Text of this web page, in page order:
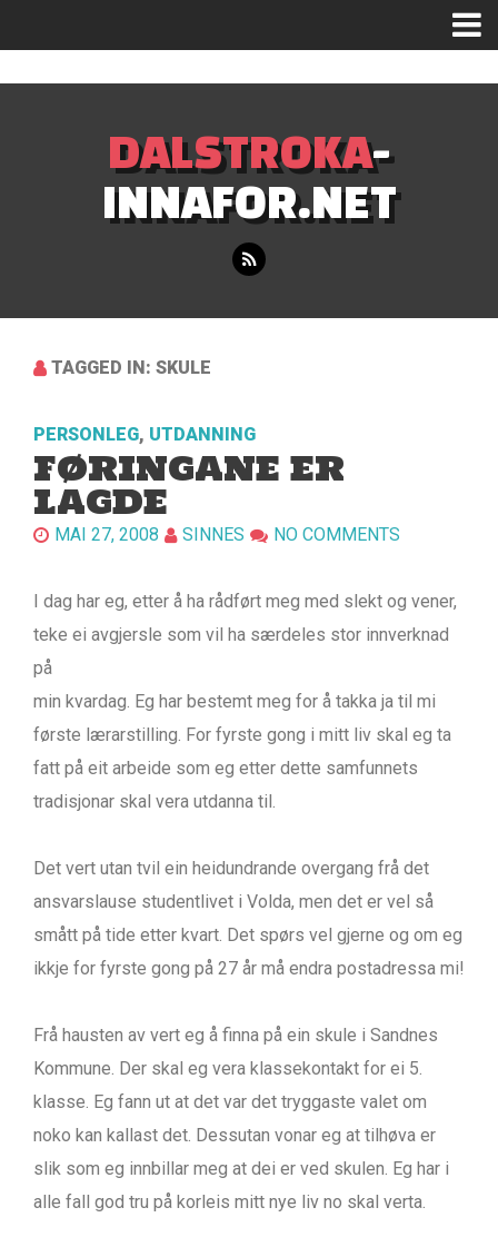
DALSTROKA-
INNAFOR.NET
TAGGED IN: SKULE
PERSONLEG, UTDANNING
FØRINGANE ER
LAGDE
MAI 27, 2008 SINNES NO COMMENTS
I dag har eg, etter å ha rådført meg med slekt og vener,
teke ei avgjersle som vil ha særdeles stor innverknad
på
min kvardag. Eg har bestemt meg for å takka ja til mi
første lærarstilling. For fyrste gong i mitt liv skal eg ta
fatt på eit arbeide som eg etter dette samfunnets
tradisjonar skal vera utdanna til.
Det vert utan tvil ein heidundrande overgang frå det
ansvarslause studentlivet i Volda, men det er vel så
smått på tide etter kvart. Det spørs vel gjerne og om eg
ikkje for fyrste gong på 27 år må endra postadressa mi!
Frå hausten av vert eg å finna på ein skule i Sandnes
Kommune. Der skal eg vera klassekontakt for ei 5.
klasse. Eg fann ut at det var det tryggaste valet om
noko kan kallast det. Dessutan vonar eg at tilhøva er
slik som eg innbillar meg at dei er ved skulen. Eg har i
alle fall god tru på korleis mitt nye liv no skal verta.